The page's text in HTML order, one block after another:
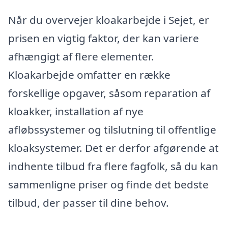
Når du overvejer kloakarbejde i Sejet, er
prisen en vigtig faktor, der kan variere
afhængigt af flere elementer.
Kloakarbejde omfatter en række
forskellige opgaver, såsom reparation af
kloakker, installation af nye
afløbssystemer og tilslutning til offentlige
kloaksystemer. Det er derfor afgørende at
indhente tilbud fra flere fagfolk, så du kan
sammenligne priser og finde det bedste
tilbud, der passer til dine behov.